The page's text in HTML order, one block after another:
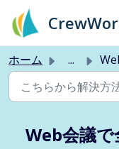
メインコンテンツに
ホーム ... Web
Web会議で